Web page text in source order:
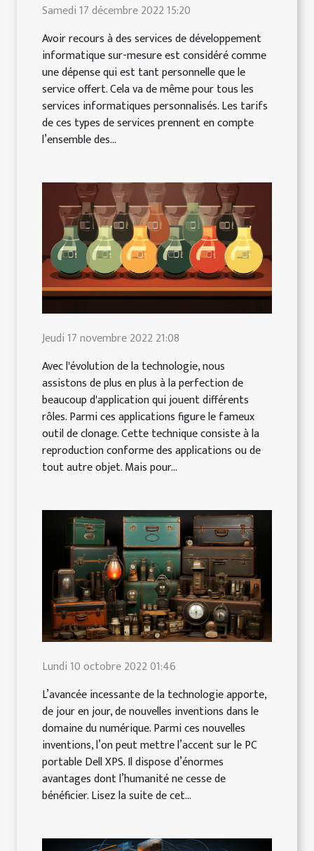
Samedi 17 décembre 2022 15:20
Avoir recours à des services de développement
informatique sur-mesure est considéré comme
une dépense qui est tant personnelle que le
service offert. Cela va de même pour tous les
services informatiques personnalisés. Les tarifs
de ces types de services prennent en compte
l’ensemble des...
Jeudi 17 novembre 2022 21:08
Avec l'évolution de la technologie, nous
assistons de plus en plus à la perfection de
beaucoup d'application qui jouent différents
rôles. Parmi ces applications figure le fameux
outil de clonage. Cette technique consiste à la
reproduction conforme des applications ou de
tout autre objet. Mais pour...
Lundi 10 octobre 2022 01:46
L’avancée incessante de la technologie apporte,
de jour en jour, de nouvelles inventions dans le
domaine du numérique. Parmi ces nouvelles
inventions, l’on peut mettre l’accent sur le PC
portable Dell XPS. Il dispose d’énormes
avantages dont l’humanité ne cesse de
bénéficier. Lisez la suite de cet...